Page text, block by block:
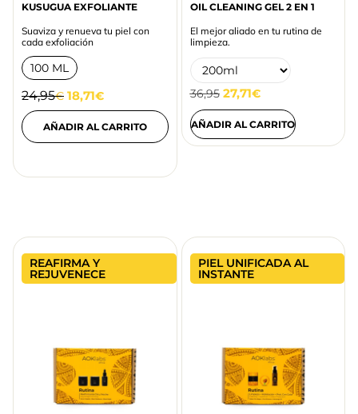
KUSUGUA EXFOLIANTE
Suaviza y renueva tu piel con
cada exfoliación
100 ML
24,95€ 18,71€
AÑADIR AL CARRITO
OIL CLEANING GEL 2 EN 1
El mejor aliado en tu rutina de
limpieza.
36,95 27,71€
AÑADIR AL CARRITO
REAFIRMA Y
REJUVENECE
PIEL UNIFICADA AL
INSTANTE